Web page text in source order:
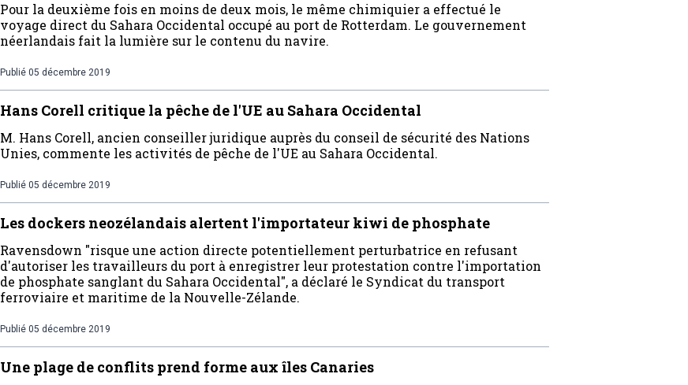
Pour la deuxième fois en moins de deux mois, le même chimiquier a effectué le
voyage direct du Sahara Occidental occupé au port de Rotterdam. Le gouvernement
néerlandais fait la lumière sur le contenu du navire.
Publié 05 décembre 2019
Hans Corell critique la pêche de l'UE au Sahara Occidental
M. Hans Corell, ancien conseiller juridique auprès du conseil de sécurité des Nations
Unies, commente les activités de pêche de l'UE au Sahara Occidental.
Publié 05 décembre 2019
Les dockers neozélandais alertent l'importateur kiwi de phosphate
Ravensdown "risque une action directe potentiellement perturbatrice en refusant
d'autoriser les travailleurs du port à enregistrer leur protestation contre l'importation
de phosphate sanglant du Sahara Occidental", a déclaré le Syndicat du transport
ferroviaire et maritime de la Nouvelle-Zélande.
Publié 05 décembre 2019
Une plage de conflits prend forme aux îles Canaries